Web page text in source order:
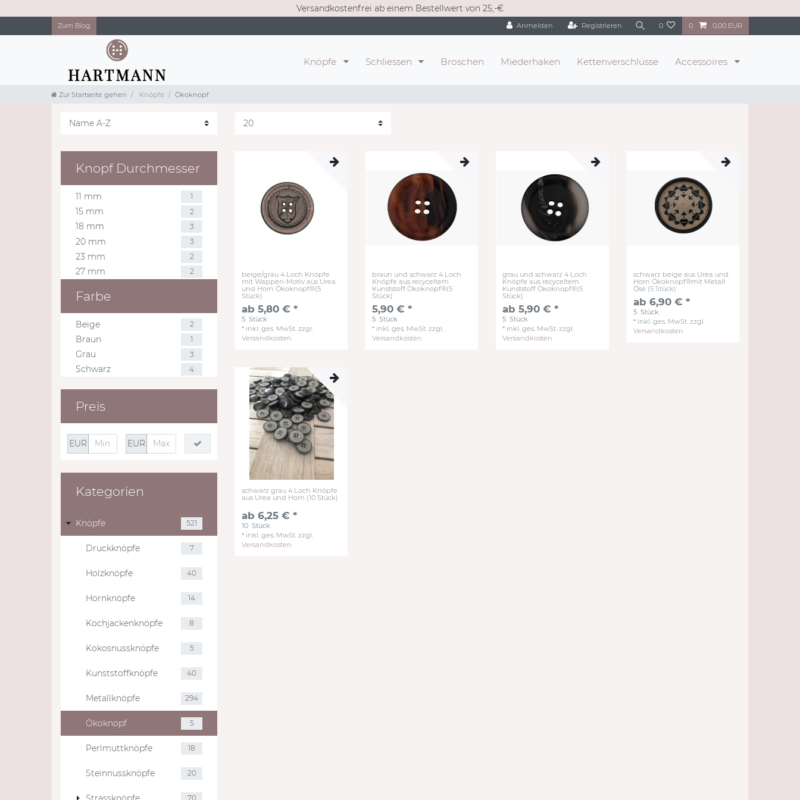
Versandkostenfrei ab einem Bestellwert von 25,-€
Zum Blog Anmelden Registrieren 0 0 0,00 EUR
Knöpfe Schliessen Broschen Miederhaken Kettenverschlüsse Accessoires
Zur Startseite gehen Knöpfe Ökoknopf
Knopf Durchmesser
11 mm 1
15 mm 2
18 mm 3
20 mm 3
23 mm 2
27 mm 2
Farbe
Beige 2
Braun 1
Grau 3
Schwarz 4
Preis
EUR EUR
Kategorien
Knöpfe 521
Druckknöpfe 7
Holzknöpfe 40
Hornknöpfe 14
Kochjackenknöpfe 8
Kokosnussknöpfe 5
Kunststoffknöpfe 40
Metallknöpfe 294
Ökoknopf 5
Perlmuttknöpfe 18
Steinnussknöpfe 20
70
beige/grau 4 Loch Knöpfe
mit Wappen-Motiv aus Urea
und Horn Ökoknopf®(5
Stück)
ab 5,80 € *
5 Stück
* inkl. ges. MwSt.zzgl.
Versandkosten
braun und schwarz 4 Loch
Knöpfe aus recyceltem
Kunststoff Ökoknopf®(5
Stück)
5,90 € *
5 Stück
* inkl. ges. MwSt. zzgl.
Versandkosten
grau und schwarz 4 Loch
Knöpfe aus recyceltem
Kunststoff Ökoknopf®(5
Stück)
ab 5,90 € *
5 Stück
* inkl. ges. MwSt. zzgl.
Versandkosten
schwarz beige aus Urea und
Horn Ökoknopf®mit Metall
Öse (5 Stück)
ab 6,90 € *
5 Stück
* inkl. ges. MwSt.zzgl.
Versandkosten
schwarz grau 4 Loch Knöpfe
aus Urea und Horn (10 Stück)
ab 6,25 € *
10 Stück
* inkl. ges. MwSt. zzgl.
Versandkosten